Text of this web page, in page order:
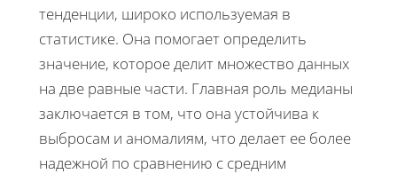
тенденции, широко используемая в
статистике. Она помогает определить
значение, которое делит множество данных
на две равные части. Главная роль медианы
заключается в том, что она устойчива к
выбросам и аномалиям, что делает ее более
надежной по сравнению с средним